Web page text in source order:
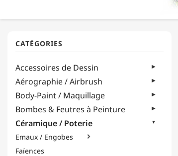
Accessoires de Dessin
Aérographie / Airbrush
Body-Paint / Maquillage
Bombes & Feutres à Peinture
Céramique / Poterie
Emaux / Engobes 
Faïences